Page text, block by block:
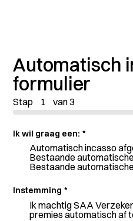
Automatisch
formulier
Stap 1 van3
Ik wil graag een: *
Automatisch incasso
Bestaande
Bestaande
Instemming *
Ik machtig SAA
premies automatisch af